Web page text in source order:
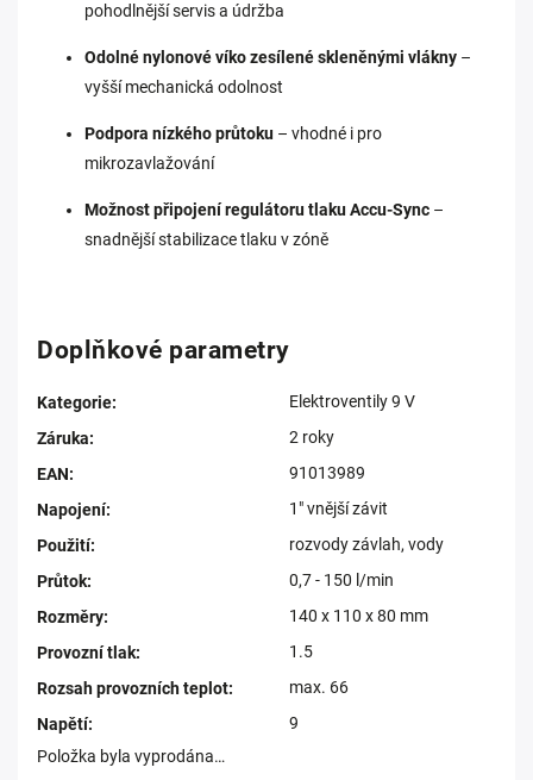
pohodlnější servis a údržba
Odolné nylonové víko zesílené skleněnými vlákny –
vyšší mechanická odolnost
Podpora nízkého průtoku – vhodné i pro
mikrozavlažování
Možnost připojení regulátoru tlaku Accu-Sync –
snadnější stabilizace tlaku v zóně
Doplňkové parametry
Kategorie:
Elektroventily 9 V
Záruka:
2 roky
EAN:
91013989
Napojení:
1" vnější závit
Použití:
rozvody závlah, vody
Průtok:
0,7 - 150 l/min
Rozměry:
140 x 110 x 80 mm
Provozní tlak:
1.5
Rozsah provozních teplot:
max. 66
Napětí:
9
Položka byla vyprodána…